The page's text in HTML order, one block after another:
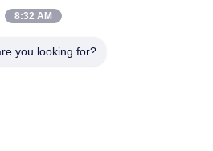
নং 18১৮, ওয়েস্ট কেলিন রোড, চেংডু স্ট্রেইটস
পার্ক, ওয়েঞ্জিয়াং জেলা, চেংদু শহর, সিচুয়ান
8:32 AM
you looking for?